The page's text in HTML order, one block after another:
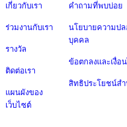
เกี่ยวกับเรา
ร่วมงานกับเรา
รางวัล
ติดต่อเรา
แผนผังของ
เว็บไซต์
คำถามที่พบบ่อย
นโยบายความป
บุคคล
ข้อตกลงและเงื่อ
สิทธิประโยชน์ส